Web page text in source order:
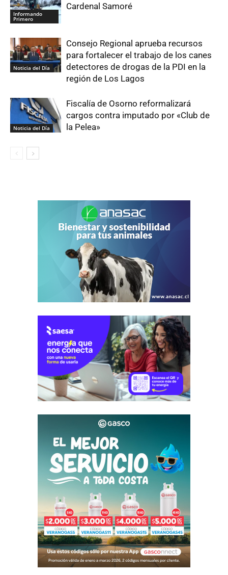
Informando
Primero
Cardenal Samoré
Noticia del Día
Consejo Regional aprueba recursos
para fortalecer el trabajo de los canes
detectores de drogas de la PDI en la
región de Los Lagos
Noticia del Día
Fiscalía de Osorno reformalizará
cargos contra imputado por «Club de
la Pelea»